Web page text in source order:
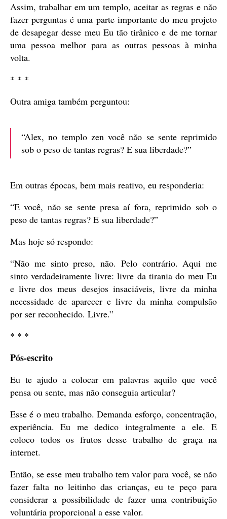
Assim, trabalhar em um templo, aceitar as regras e não
fazer perguntas é uma parte importante do meu projeto
de desapegar desse meu Eu tão tirânico e de me tornar
uma pessoa melhor para as outras pessoas à minha
volta.
* * *
Outra amiga também perguntou:
“Alex, no templo zen você não se sente reprimido
sob o peso de tantas regras? E sua liberdade?”
Em outras épocas, bem mais reativo, eu responderia:
“E você, não se sente presa aí fora, reprimido sob o
peso de tantas regras? E sua liberdade?”
Mas hoje só respondo:
“Não me sinto preso, não. Pelo contrário. Aqui me
sinto verdadeiramente livre: livre da tirania do meu Eu
e livre dos meus desejos insaciáveis, livre da minha
necessidade de aparecer e livre da minha compulsão
por ser reconhecido. Livre.”
* * *
Pós-escrito
Eu te ajudo a colocar em palavras aquilo que você
pensa ou sente, mas não conseguia articular?
Esse é o meu trabalho. Demanda esforço, concentração,
experiência. Eu me dedico integralmente a ele. E
coloco todos os frutos desse trabalho de graça na
internet.
Então, se esse meu trabalho tem valor para você, se não
fazer falta no leitinho das crianças, eu te peço para
considerar a possibilidade de fazer uma contribuição
voluntária proporcional a esse valor.